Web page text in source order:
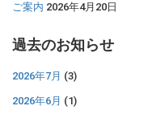
ご案内 2026年4月20日
過去のお知らせ
2026年7月 (3)
2026年6月 (1)